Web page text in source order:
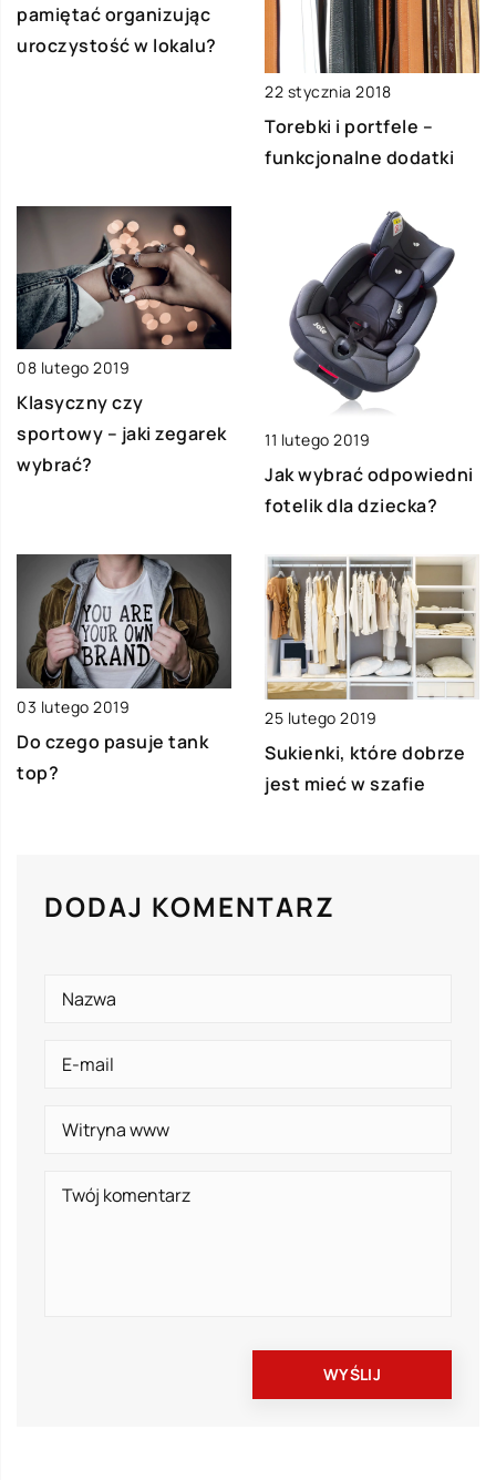
pamiętać organizując
uroczystość w lokalu?
22 stycznia 2018
Torebki i portfele –
funkcjonalne dodatki
08 lutego 2019
Klasyczny czy
sportowy – jaki zegarek
wybrać?
11 lutego 2019
Jak wybrać odpowiedni
fotelik dla dziecka?
03 lutego 2019
Do czego pasuje tank
top?
25 lutego 2019
Sukienki, które dobrze
jest mieć w szafie
DODAJ KOMENTARZ